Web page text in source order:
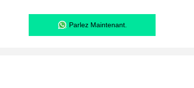
Parlez Maintenant.